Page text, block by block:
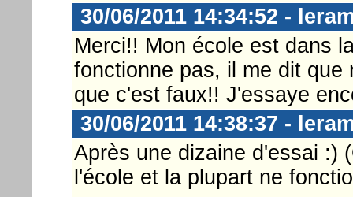
30/06/2011 14:34:52 -
Merci!! Mon école est dans
fonctionne pas, il me dit
que c'est faux!! J'essaye
30/06/2011 14:38:37 -
Après une dizaine d'essai :)
l'école et la plupart ne